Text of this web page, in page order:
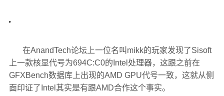
在AnandTech论坛上一位名叫mikk的玩家发现了Sisoft
上一款核显代号为694C:C0的Intel处理器，这跟之前在
GFXBench数据库上出现的AMD GPU代号一致，这就从侧
面印证了Intel其实是有跟AMD合作这个事实。